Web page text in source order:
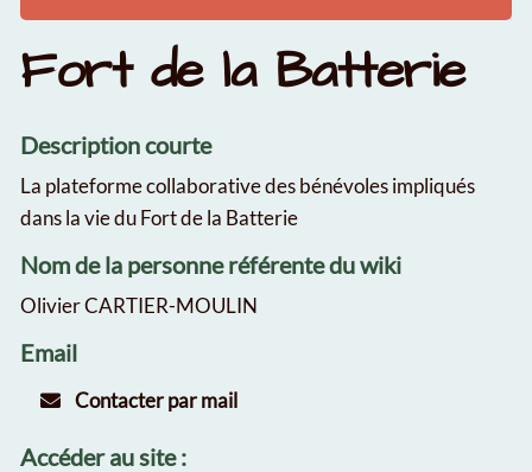
Fort de la Batterie
Description courte
La plateforme collaborative des bénévoles impliqués
dans la vie du Fort de la Batterie
Nom de la personne référente du wiki
Olivier CARTIER-MOULIN
Email
Contacter par mail
Accéder au site :